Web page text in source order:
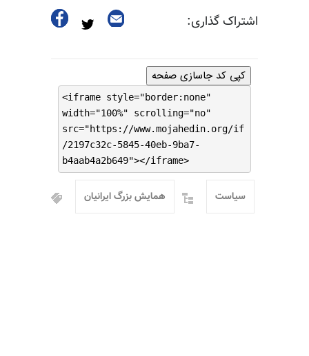
اشتراک گذاری:
کپی کد جاسازی صفحه
<iframe style="border:none"
width="100%" scrolling="no"
src="https://www.mojahedin.org/if
/2197c32c-5845-40eb-9ba7-
b4aab4a2b649"></iframe>
همایش بزرگ ایرانیان سیاست